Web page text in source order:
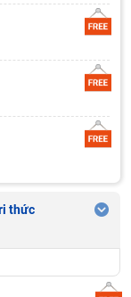
thức